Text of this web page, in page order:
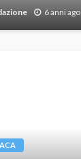
6 anni ago